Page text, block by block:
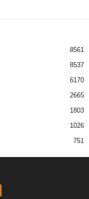
8561
8537
6170
2665
1803
1026
751